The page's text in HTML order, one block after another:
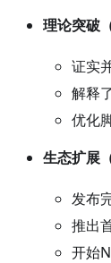
理论突破
证实
解释
优化
生态扩展
发布
推出
开始